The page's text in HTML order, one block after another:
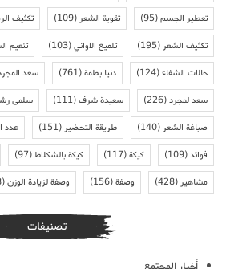
تعطير الجسم(95) تقوية الشعر(109) تكثيف
تكثيف الشعر(195) تلميع الاواني(103) تنعيم
حالات الشفاء(124) دنيا بطمة(761) سعد
سعد لمجرد(226) سعيدة شرف(111) سلمى
صباغة الشعر(140) طريقة التحضير(151) عدد
فوائد(109) كيكة(117) كيكة بالشكلاط(97)
مشاهير(428) وصفة(156) وصفة لزيادة الوزن(138)
تصنيفات